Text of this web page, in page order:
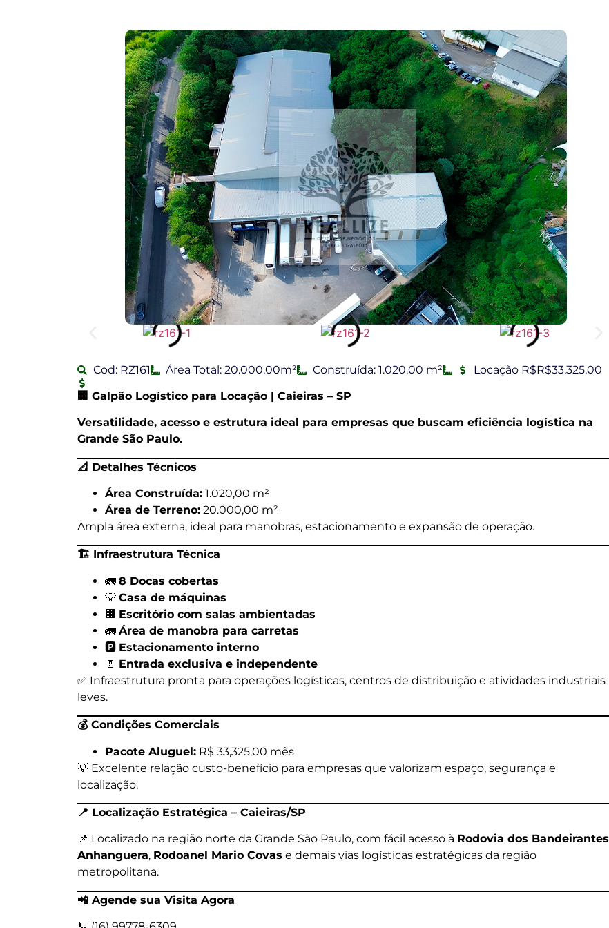
Cod: RZ161 Área Total: 20.000,00m² Construída: 1.020,00 m²
Locação R$R$33,325,00
🏢 Galpão Logístico para Locação | Caieiras – SP
Versatilidade, acesso e estrutura ideal para empresas que buscam eficiência logística na
Grande São Paulo.
📐 Detalhes Técnicos
Área Construída: 1.020,00 m²
Área de Terreno: 20.000,00 m²
Ampla área externa, ideal para manobras, estacionamento e expansão de operação.
🏗 ️ Infraestrutura Técnica
🚛 8 Docas cobertas
💡 Casa de máquinas
🏢 Escritório com salas ambientadas
🚛 Área de manobra para carretas
🅿️ Estacionamento interno
🚪 Entrada exclusiva e independente
✅ Infraestrutura pronta para operações logísticas, centros de distribuição e atividades industriais
leves.
💰 Condições Comerciais
Pacote Aluguel: R$ 33,325,00 mês
💡 Excelente relação custo-benefício para empresas que valorizam espaço, segurança e
localização.
📍 Localização Estratégica – Caieiras/SP
📌 Localizado na região norte da Grande São Paulo, com fácil acesso à Rodovia dos Bandeirantes
Anhanguera, Rodoanel Mario Covas e demais vias logísticas estratégicas da região
metropolitana.
📲 Agende sua Visita Agora